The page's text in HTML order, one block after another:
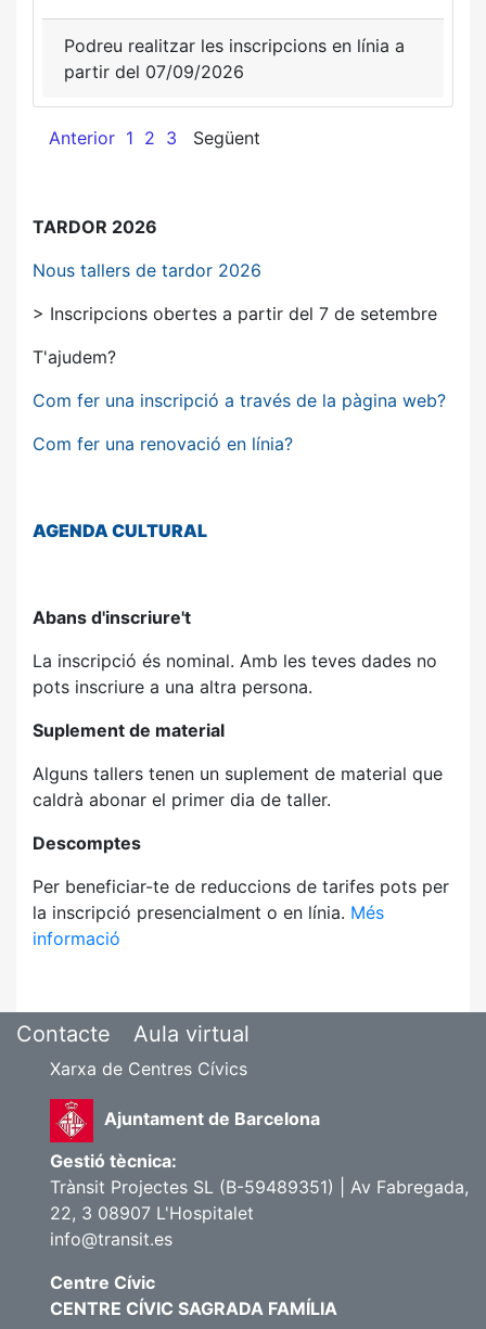
Podreu realitzar les inscripcions en línia a
partir del 07/09/2026
Anterior 1 2 3 Següent
TARDOR 2026
Nous tallers de tardor 2026
> Inscripcions obertes a partir del 7 de setembre
T'ajudem?
Com fer una inscripció a través de la pàgina web?
Com fer una renovació en línia?
AGENDACULTURAL
Abans d'inscriure't
La inscripció és nominal. Amb les teves dades no
pots inscriure a una altra persona.
Suplement de material
Alguns tallers tenen un suplement de material que
caldrà abonar el primer dia de taller.
Descomptes
Per beneficiar-te de reduccions de tarifes pots per
la inscripció presencialment o en línia. Més
informació
Contacte Aula virtual
Xarxa de Centres Cívics
Ajuntament de Barcelona
Gestió tècnica:
Trànsit Projectes SL (B-59489351) | Av Fabregada,
22, 3 08907 L'Hospitalet
info@transit.es
Centre Cívic
CENTRE CÍVIC SAGRADA FAMÍLIA